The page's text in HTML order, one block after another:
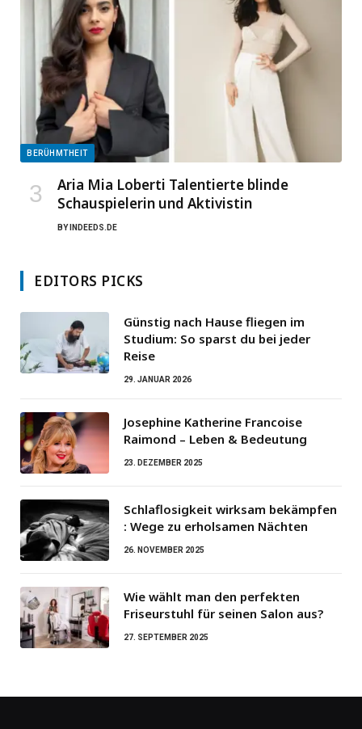
BERÜHMTHEIT
Aria Mia Loberti Talentierte blinde
Schauspielerin und Aktivistin
BY INDEEDS.DE
EDITORS PICKS
Günstig nach Hause fliegen im
Studium: So sparst du bei jeder
Reise
29. JANUAR 2026
Josephine Katherine Francoise
Raimond – Leben & Bedeutung
23. DEZEMBER 2025
Schlaflosigkeit wirksam bekämpfen
: Wege zu erholsamen Nächten
26. NOVEMBER 2025
Wie wählt man den perfekten
Friseurstuhl für seinen Salon aus?
27. SEPTEMBER 2025